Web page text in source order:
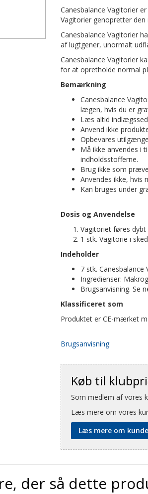
Canesbalance Vagitorier
Vagitorier genopretter den
Canesbalance Vagitorier
af lugtgener, unormalt
Canesbalance Vagitorier
for at opretholde normal
Bemærkning
Canesbalance
lægen, hvis du er
Læs altid
Anvend ikke
Opbevares
Må ikke anvendes i
indholdsstofferne.
Brug ikke som
Anvendes ikke, hvis
Kan bruges under
Dosis og Anvendelse
Vagitoriet føres dybt
1 stk. Vagitorie i
Indeholder
7 stk. Canesbalance
Ingredienser:
Brugsanvisning. Se
Klassificeret som
Produktet er CE-mærket
Brugsanvisning.
Køb til
Som medlem af vores
Læs mere om vores
Læs mere om
der så dette